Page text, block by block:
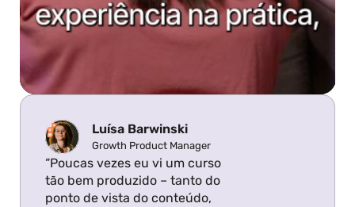
Luísa Barwinski
Growth Product Manager
“Poucas vezes eu vi um curso
tão bem produzido – tanto do
ponto de vista do conteúdo,